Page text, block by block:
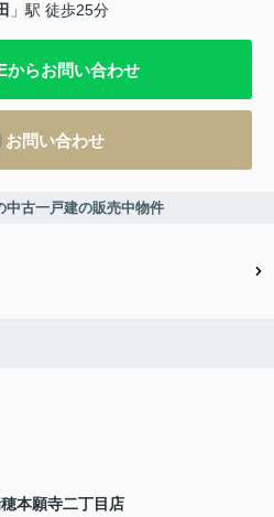
」駅 徒歩25分
からお問い合わせ
お問い合わせ
中古一戸建の販売中物件
本願寺二丁目店